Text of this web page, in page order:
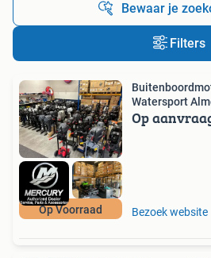
Bewaar je
Filters
Op Voorraad
Watersport
Op
Bezoek website